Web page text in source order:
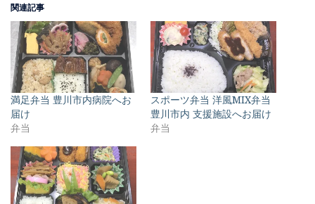
関連記事
満足弁当 豊川市内病院へお
届け
弁当
スポーツ弁当 洋風MIX弁当
豊川市内 支援施設へお届け
弁当